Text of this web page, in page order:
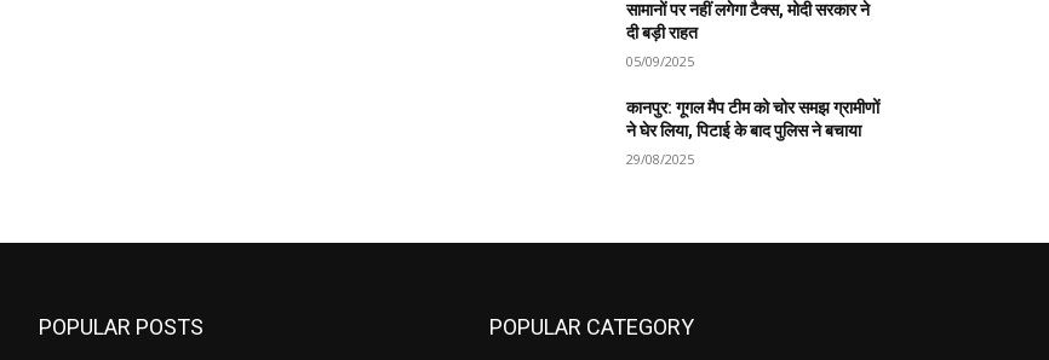
सामानों पर नहीं लगेगा टैक्स, मोदी सरकार ने
दी बड़ी राहत
05/09/2025
कानपुर: गूगल मैप टीम को चोर समझ ग्रामीणों
ने घेर लिया, पिटाई के बाद पुलिस ने बचाया
29/08/2025
POPULAR POSTS POPULAR CATEGORY